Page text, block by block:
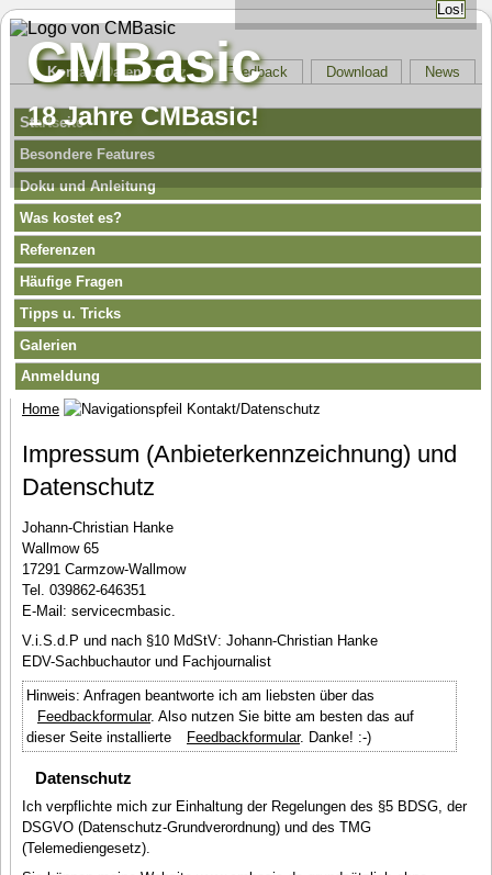
CMBasic
18 Jahre CMBasic!
Kontakt/Datenschutz Feedback Download News
Startseite
Besondere Features
Doku und Anleitung
Was kostet es?
Referenzen
Häufige Fragen
Tipps u. Tricks
Galerien
Anmeldung
Home
Kontakt/Datenschutz
Impressum (Anbieterkennzeichnung) und
Datenschutz
Johann-Christian Hanke
Wallmow 65
17291 Carmzow-Wallmow
Tel. 039862-646351
E-Mail: servicecmbasic.
V.i.S.d.P und nach §10 MdStV: Johann-Christian Hanke
EDV-Sachbuchautor und Fachjournalist
Hinweis: Anfragen beantworte ich am liebsten über das
Feedbackformular. Also nutzen Sie bitte am besten das auf
dieser Seite installierte
Feedbackformular. Danke! :-)
Datenschutz
Ich verpflichte mich zur Einhaltung der Regelungen des §5 BDSG, der
DSGVO (Datenschutz-Grundverordnung) und des TMG
(Telemediengesetz).